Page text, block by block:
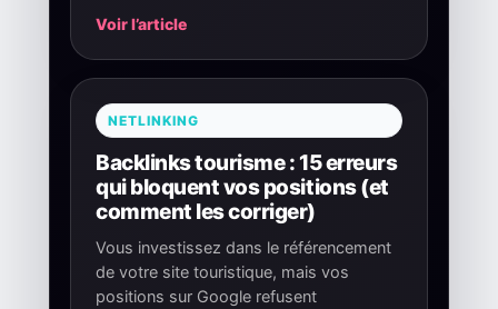
Voir l’article
NETLINKING
Backlinks tourisme : 15 erreurs
qui bloquent vos positions (et
comment les corriger)
Vous investissez dans le référencement
de votre site touristique, mais vos
positions sur Google refusent